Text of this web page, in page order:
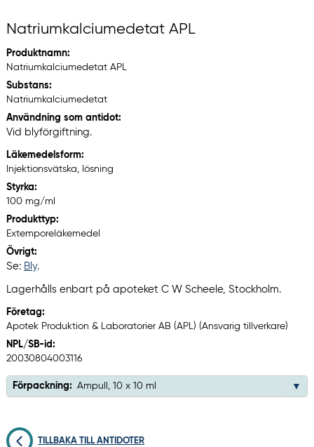
Natriumkalciumedetat APL
Produktnamn:
Natriumkalciumedetat APL
Substans:
Natriumkalciumedetat
Användning som antidot:
Vid blyförgiftning.
Läkemedelsform:
Injektionsvätska, lösning
Styrka:
100 mg/ml
Produkttyp:
Extemporeläkemedel
Övrigt:
Se: Bly.
Lagerhålls enbart på apoteket C W Scheele, Stockholm.
Företag:
Apotek Produktion & Laboratorier AB (APL) (Ansvarig tillverkare)
NPL/SB-id:
20030804003116
Förpackning: Ampull, 10 x 10 ml
TILLBAKA TILL ANTIDOTER